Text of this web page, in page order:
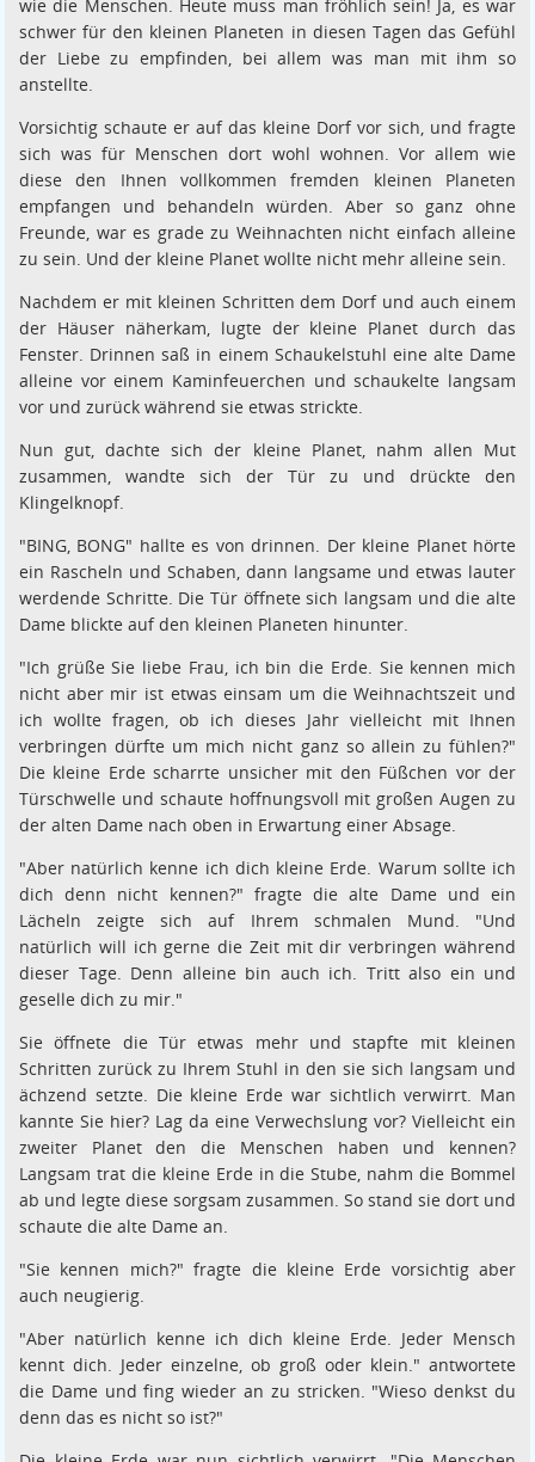
wie die Menschen. Heute muss man fröhlich sein! Ja, es war
schwer für den kleinen Planeten in diesen Tagen das Gefühl
der Liebe zu empfinden, bei allem was man mit ihm so
anstellte.
Vorsichtig schaute er auf das kleine Dorf vor sich, und fragte
sich was für Menschen dort wohl wohnen. Vor allem wie
diese den Ihnen vollkommen fremden kleinen Planeten
empfangen und behandeln würden. Aber so ganz ohne
Freunde, war es grade zu Weihnachten nicht einfach alleine
zu sein. Und der kleine Planet wollte nicht mehr alleine sein.
Nachdem er mit kleinen Schritten dem Dorf und auch einem
der Häuser näherkam, lugte der kleine Planet durch das
Fenster. Drinnen saß in einem Schaukelstuhl eine alte Dame
alleine vor einem Kaminfeuerchen und schaukelte langsam
vor und zurück während sie etwas strickte.
Nun gut, dachte sich der kleine Planet, nahm allen Mut
zusammen, wandte sich der Tür zu und drückte den
Klingelknopf.
"BING, BONG" hallte es von drinnen. Der kleine Planet hörte
ein Rascheln und Schaben, dann langsame und etwas lauter
werdende Schritte. Die Tür öffnete sich langsam und die alte
Dame blickte auf den kleinen Planeten hinunter.
"Ich grüße Sie liebe Frau, ich bin die Erde. Sie kennen mich
nicht aber mir ist etwas einsam um die Weihnachtszeit und
ich wollte fragen, ob ich dieses Jahr vielleicht mit Ihnen
verbringen dürfte um mich nicht ganz so allein zu fühlen?"
Die kleine Erde scharrte unsicher mit den Füßchen vor der
Türschwelle und schaute hoffnungsvoll mit großen Augen zu
der alten Dame nach oben in Erwartung einer Absage.
"Aber natürlich kenne ich dich kleine Erde. Warum sollte ich
dich denn nicht kennen?" fragte die alte Dame und ein
Lächeln zeigte sich auf Ihrem schmalen Mund. "Und
natürlich will ich gerne die Zeit mit dir verbringen während
dieser Tage. Denn alleine bin auch ich. Tritt also ein und
geselle dich zu mir."
Sie öffnete die Tür etwas mehr und stapfte mit kleinen
Schritten zurück zu Ihrem Stuhl in den sie sich langsam und
ächzend setzte. Die kleine Erde war sichtlich verwirrt. Man
kannte Sie hier? Lag da eine Verwechslung vor? Vielleicht ein
zweiter Planet den die Menschen haben und kennen?
Langsam trat die kleine Erde in die Stube, nahm die Bommel
ab und legte diese sorgsam zusammen. So stand sie dort und
schaute die alte Dame an.
"Sie kennen mich?" fragte die kleine Erde vorsichtig aber
auch neugierig.
"Aber natürlich kenne ich dich kleine Erde. Jeder Mensch
kennt dich. Jeder einzelne, ob groß oder klein." antwortete
die Dame und fing wieder an zu stricken. "Wieso denkst du
denn das es nicht so ist?"